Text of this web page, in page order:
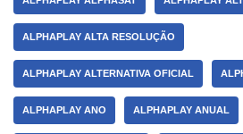
ALPHAPLAY ALTA RESOLUÇÃO
ALPHAPLAY ALTERNATIVA OFICIAL
ALPHAPLAY ANO ALPHAPLAY ANUAL